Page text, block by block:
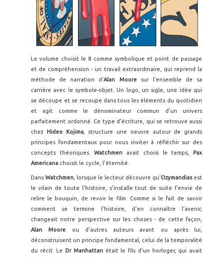
Le volume choisit le 8 comme symbolique et point de passage
et de compréhension - un travail extraordinaire, qui reprend la
méthode de narration d'Alan Mooresur l'ensemble de sa
carrière avec le symbole-objet. Un logo, un sigle, une idée qui
se découpe et se recoupe dans tous les éléments du quotidien
et agit comme le dénominateur commun d'un univers
parfaitement ordonné. Ce type d'écriture, qui se retrouve aussi
chez
Hideo Kojima, structure une oeuvre autour de grands
principes fondamentaux pour nous inviter à réfléchir sur des
concepts théoriques.Watchmen avait choisi le temps, Pax
Americana choisit le cycle, l'éternité.
Dans Watchmen , lorsque le lecteur découvre qu'Ozymandiasest
le vilain de toute l'histoire, s'installe tout de suite l'envie de
relire le bouquin, de revoir le film. Comme si le fait de savoir
comment se termine l'histoire, d'en connaître l'avenir,
changeait notre perspective sur les choses - de cette façon,
Alan Moore ou d'autres auteurs avant ou après lui,
déconstruisent un principe fondamental, celui de la temporalité
du récit. Le Dr Manhattanétait le fils d'un horloger, qui avait